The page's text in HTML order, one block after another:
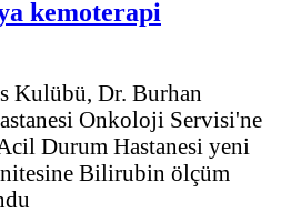
kemoterapi
Kulübü, Dr. Burhan
Onkoloji Servisi'ne
Durum Hastanesi yeni
Bilirubin ölçüm